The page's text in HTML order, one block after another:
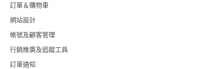
訂單＆購物車
網站設計
帳號及顧客管理
行銷推廣及追蹤工具
訂單通知